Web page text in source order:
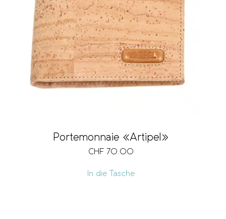
Portemonnaie «Artipel»
CHF 70.00
In die Tasche